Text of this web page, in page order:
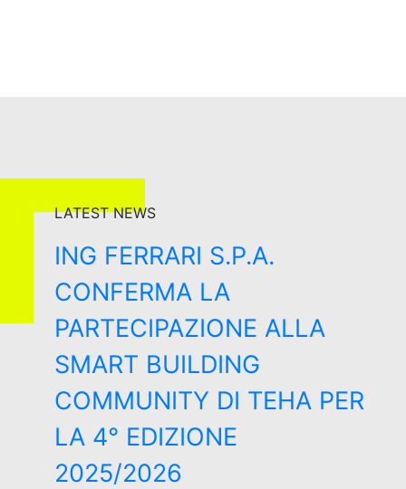
LATEST NEWS
ING FERRARI S.P.A.
CONFERMA LA
PARTECIPAZIONE ALLA
SMART BUILDING
COMMUNITY DI TEHA PER
LA 4° EDIZIONE
2025/2026